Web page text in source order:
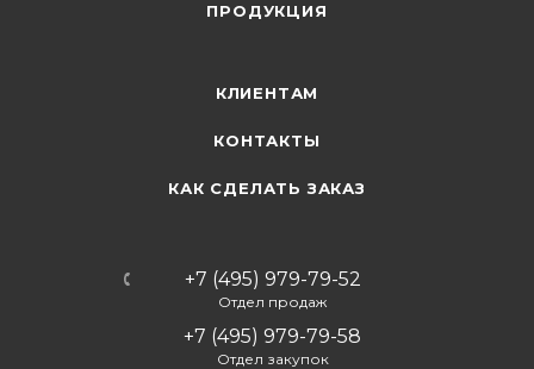
ПРОДУКЦИЯ
КЛИЕНТАМ
КОНТАКТЫ
КАК СДЕЛАТЬ ЗАКАЗ
+7 (495) 979-79-52
Отдел продаж
+7 (495) 979-79-58
Отдел закупок